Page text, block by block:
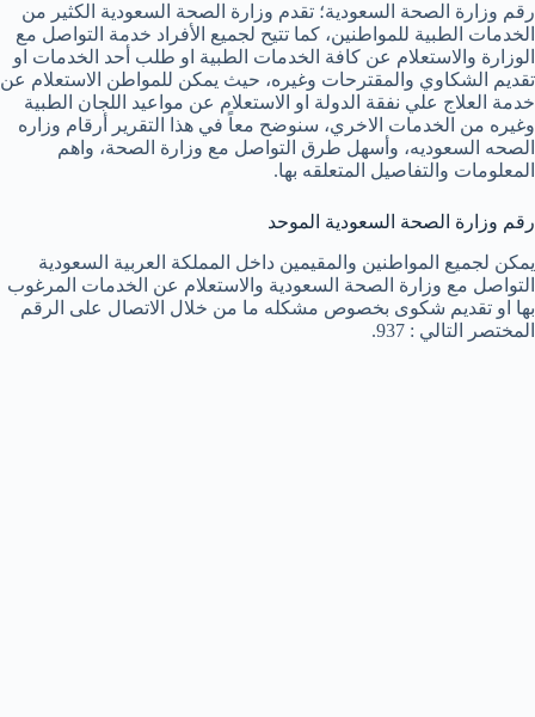
رقم وزارة الصحة السعودية؛ تقدم وزارة الصحة السعودية الكثير من
الخدمات الطبية للمواطنين، كما تتيح لجميع الأفراد خدمة التواصل مع
الوزارة والاستعلام عن كافة الخدمات الطبية او طلب أحد الخدمات او
تقديم الشكاوي والمقترحات وغيره، حيث يمكن للمواطن الاستعلام عن
خدمة العلاج علي نفقة الدولة او الاستعلام عن مواعيد اللجان الطبية
وغيره من الخدمات الاخري، سنوضح معاً في هذا التقرير أرقام وزاره
الصحه السعوديه، وأسهل طرق التواصل مع وزارة الصحة، واهم
المعلومات والتفاصيل المتعلقه بها.
رقم وزارة الصحة السعودية الموحد
يمكن لجميع المواطنين والمقيمين داخل المملكة العربية السعودية
التواصل مع وزارة الصحة السعودية والاستعلام عن الخدمات المرغوب
بها او تقديم شكوى بخصوص مشكله ما من خلال الاتصال على الرقم
المختصر التالي : 937.